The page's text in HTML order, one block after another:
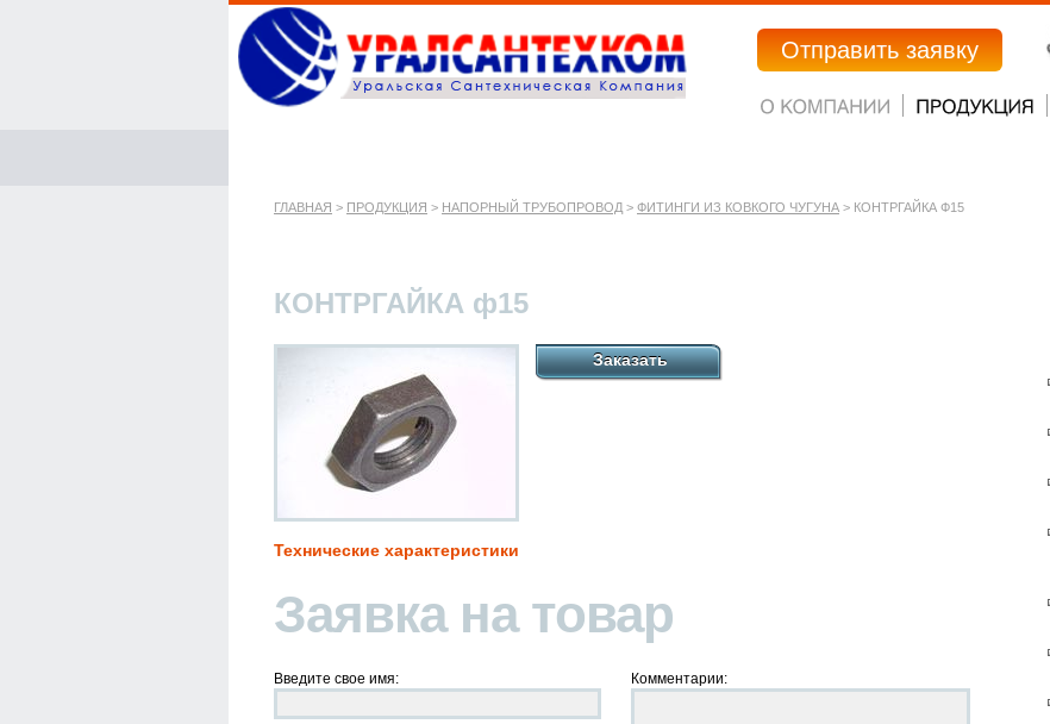
Отправить заявку
ГЛАВНАЯ > ПРОДУКЦИЯ > НАПОРНЫЙ ТРУБОПРОВОД > ФИТИНГИ ИЗ КОВКОГО ЧУГУНА > КОНТРГАЙКА Ф15
КОНТРГАЙКА ф15
Заказать
Технические характеристики
Заявка на товар
Введите свое имя: Комментарии: